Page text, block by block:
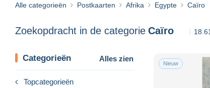
Alle categorieën Postkaarten Afrika Egypte Caïro
Zoekopdracht in de categorie Caïro
Categorieën Alles zien
Topcategorieën
Nieuw